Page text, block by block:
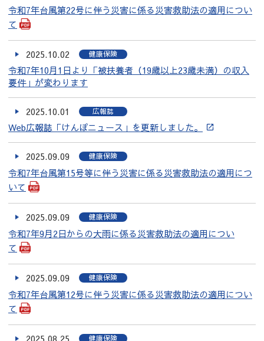
令和7年台風第22号に伴う災害に係る災害救助法の適用につい
て
2025.10.02 健康保険
令和7年10月1日より「被扶養者（19歳以上23歳未満）の収入
要件」が変わります
2025.10.01 広報誌
Web広報誌「けんぽニュース」を更新しました。
2025.09.09 健康保険
令和7年台風第15号等に伴う災害に係る災害救助法の適用につ
いて
2025.09.09 健康保険
令和7年9月2日からの大雨に係る災害救助法の適用につい
て
2025.09.09 健康保険
令和7年台風第12号に伴う災害に係る災害救助法の適用につい
て
2025.08.25 健康保険